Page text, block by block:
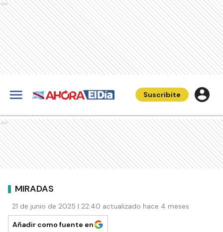
Ads
Suscribite
Ads
MIRADAS
21 de junio de 2025 | 22:40 actualizado hace 4 meses
Añadir como fuente en